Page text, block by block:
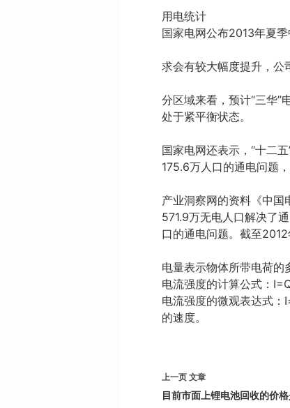
用电统计
国家电网公布2013年夏
求会有较大幅度提升，公
分区域来看，预计“三华
处于紧平衡状态。
国家电网还表示，“十二
175.6万人口的通电问题
产业洞察网的资料《中国
571.9万无电人口解决了
口的通电问题。截至
电量表示物体所带电荷的
电流强度的计算公式：
电流强度的微观表达式
的速度。
上一页 文章
目前市面上锂电池回收的价